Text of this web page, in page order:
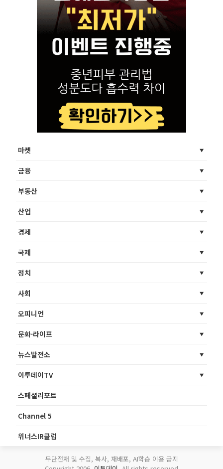
마켓
금융
부동산
산업
경제
국제
정치
사회
오피니언
문화·라이프
뉴스발전소
이투데이TV
스페셜리포트
Channel 5
위너스IR클럽
무단전재 및 수집, 복사, 재배포, AI학습 이용 금지